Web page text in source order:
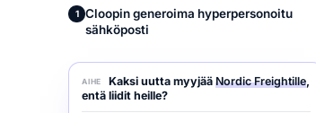
1
Cloopin generoima hyperpersonoitu
sähköposti
AIHE Kaksi uutta myyjääNordic Freightille,
entä liidit heille?